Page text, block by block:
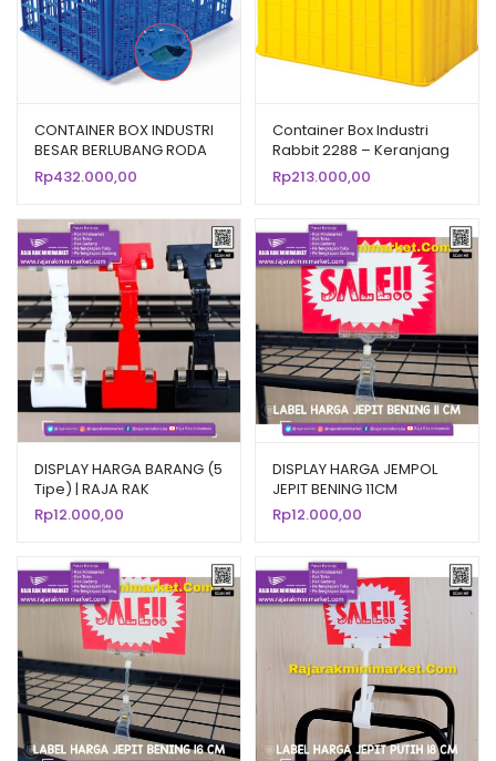
CONTAINER BOX INDUSTRI
BESAR BERLUBANG RODA
HANATA 3001 VOL. 200
LITER UKURAN 80 x 60 x 45
Rp432.000,00
Container Box Industri
Rabbit 2288 – Keranjang
Plastik Rapat Serbaguna
62×43×38 cm
Rp213.000,00
DISPLAY HARGA BARANG (5
Tipe) | RAJA RAK
Rp12.000,00
DISPLAY HARGA JEMPOL
JEPIT BENING 11CM
Rp12.000,00